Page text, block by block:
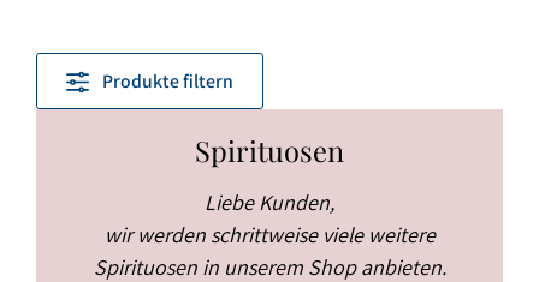
Produkte filtern
Spirituosen
Liebe Kunden,
wir werden schrittweise viele weitere
Spirituosen in unserem Shop anbieten.